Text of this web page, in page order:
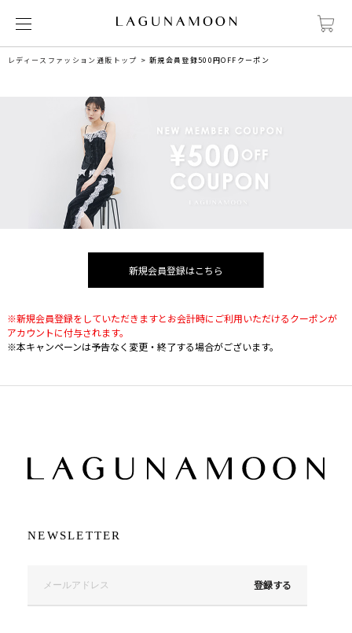
レディースファッション通販トップ 新規会員登録500円OFFクーポン
新規会員登録はこちら
※新規会員登録をしていただきますとお会計時にご利用いただけるクーポンが
アカウントに付与されます。
※本キャンペーンは予告なく変更・終了する場合がございます。
NEWSLETTER
登録する